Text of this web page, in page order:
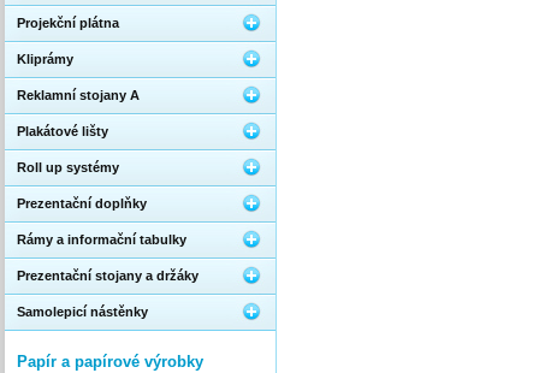
Projekční plátna
Kliprámy
Reklamní stojany A
Plakátové lišty
Roll up systémy
Prezentační doplňky
Rámy a informační tabulky
Prezentační stojany a držáky
Samolepicí nástěnky
Papír a papírové výrobky